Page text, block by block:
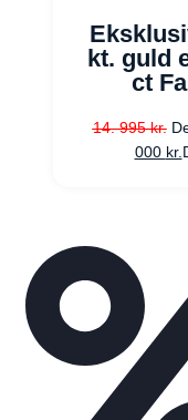
kt. guld
ct
14. 995kr.
000 kr.